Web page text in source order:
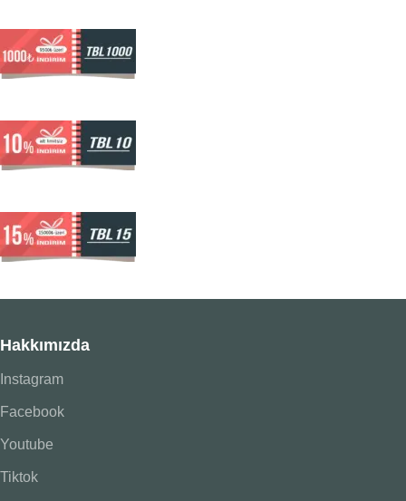
Hakkımızda
Instagram
Facebook
Youtube
Tiktok